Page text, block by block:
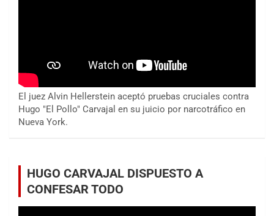
El juez Alvin Hellerstein aceptó pruebas cruciales contra
Hugo "El Pollo" Carvajal en su juicio por narcotráfico en
Nueva York.
HUGO CARVAJAL DISPUESTO A
CONFESAR TODO